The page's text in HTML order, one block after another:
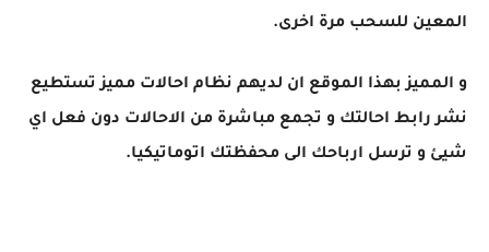
المعين للسحب مرة اخرى.
و المميز بهذا الموقع ان لديهم نظام احالات مميز تستطيع
نشر رابط احالتك و تجمع مباشرة من الاحالات دون فعل اي
شيئ و ترسل ارباحك الى محفظتك اتوماتيكيا.